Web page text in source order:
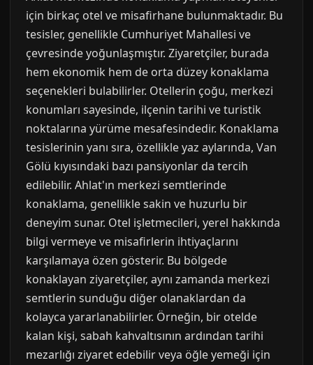
için birkaç otel ve misafirhane bulunmaktadır. Bu
tesisler, genellikle Cumhuriyet Mahallesi ve
çevresinde yoğunlaşmıştır. Ziyaretçiler, burada
hem ekonomik hem de orta düzey konaklama
seçenekleri bulabilirler. Otellerin çoğu, merkezi
konumları sayesinde, ilçenin tarihi ve turistik
noktalarına yürüme mesafesindedir. Konaklama
tesislerinin yanı sıra, özellikle yaz aylarında, Van
Gölü kıyısındaki bazı pansiyonlar da tercih
edilebilir. Ahlat'ın merkezi semtlerinde
konaklama, genellikle sakin ve huzurlu bir
deneyim sunar. Otel işletmecileri, yerel hakkında
bilgi vermeye ve misafirlerin ihtiyaçlarını
karşılamaya özen gösterir. Bu bölgede
konaklayan ziyaretçiler, aynı zamanda merkezi
semtlerin sunduğu diğer olanaklardan da
kolayca yararlanabilirler. Örneğin, bir otelde
kalan kişi, sabah kahvaltısının ardından tarihi
mezarlığı ziyaret edebilir veya öğle yemeği için